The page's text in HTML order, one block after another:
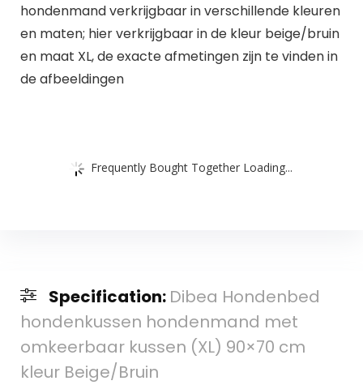
hondenmand verkrijgbaar in verschillende kleuren
en maten; hier verkrijgbaar in de kleur beige/bruin
en maat XL, de exacte afmetingen zijn te vinden in
de afbeeldingen
Frequently Bought Together Loading...
Specification: Dibea Hondenbed
hondenkussen hondenmand met
omkeerbaar kussen (XL) 90×70 cm
kleur Beige/Bruin